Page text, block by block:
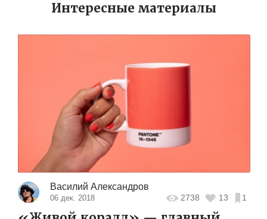
Интересные материалы
Василий Александров
06 дек. 2018 2738 13 1